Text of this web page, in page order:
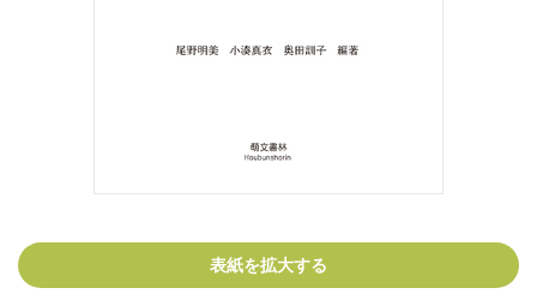
表紙を拡大する